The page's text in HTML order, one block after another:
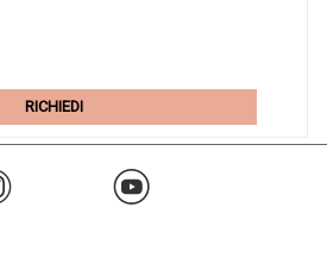
RICHIEDI